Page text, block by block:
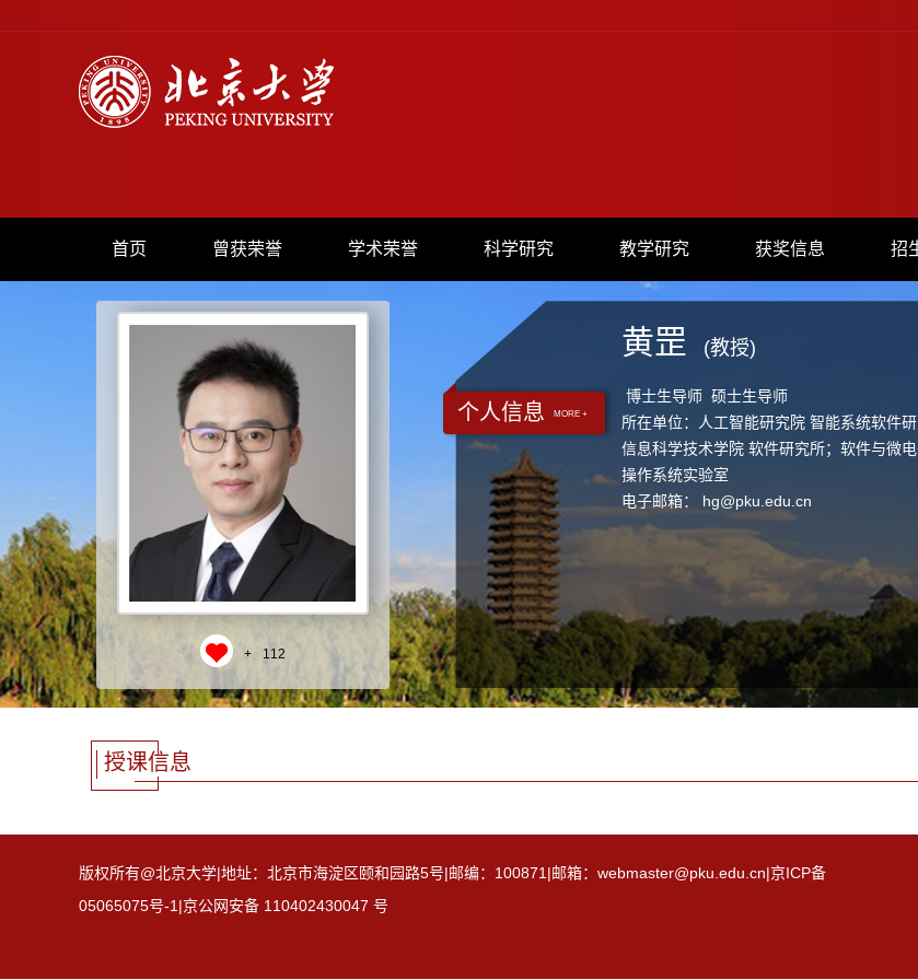
首页 曾获荣誉 学术荣誉 科学研究 教学研究 获奖信息 招
+ 112
个人信息 MORE +
黄罡 (教授)
博士生导师 硕士生导师
所在单位：人工智能研究院 智能系统软件研
信息科学技术学院 软件研究所；软件与微
操作系统实验室
电子邮箱：
hg@pku.edu.cn
授课信息
版权所有@北京大学|地址：北京市海淀区颐和园路5号|邮编：100871|邮箱：webmaster@pku.edu.cn|京ICP备
05065075号-1|京公网安备 110402430047 号